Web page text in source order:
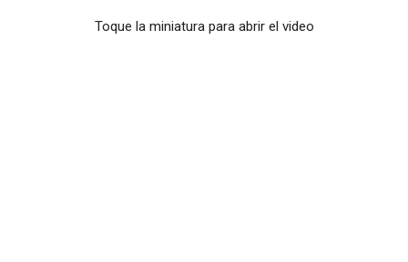
Toque la miniatura para abrir el video